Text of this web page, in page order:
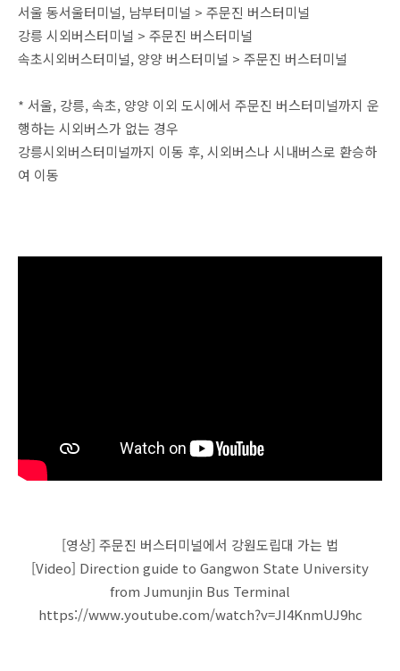
서울 동서울터미널, 남부터미널 > 주문진 버스터미널
강릉 시외버스터미널 > 주문진 버스터미널
속초시외버스터미널, 양양 버스터미널 > 주문진 버스터미널
* 서울, 강릉, 속초, 양양 이외 도시에서 주문진 버스터미널까지 운
행하는 시외버스가 없는 경우
강릉시외버스터미널까지 이동 후, 시외버스나 시내버스로 환승하
여 이동
[영상] 주문진 버스터미널에서 강원도립대 가는 법
[Video] Direction guide to Gangwon State University
from Jumunjin Bus Terminal
https://www.youtube.com/watch?v=JI4KnmUJ9hc